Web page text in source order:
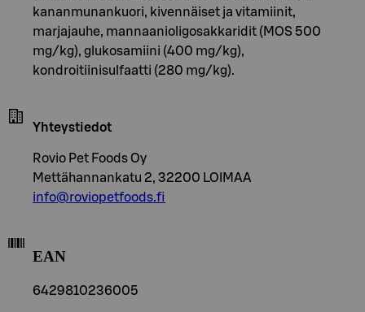
kananmunankuori, kivennäiset ja vitamiinit,
marjajauhe, mannaanioligosakkaridit (MOS 500
mg/kg), glukosamiini (400 mg/kg),
kondroitiinisulfaatti (280 mg/kg).
Yhteystiedot
Rovio Pet Foods Oy
Mettähannankatu 2, 32200 LOIMAA
info@roviopetfoods.fi
EAN
6429810236005